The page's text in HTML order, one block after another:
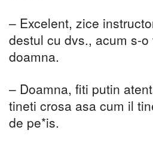
– Excelent, zice
destul cu dvs., acum s-
doamna.
– Doamna, fiti putin
tineti crosa asa cum il
de pe*is.